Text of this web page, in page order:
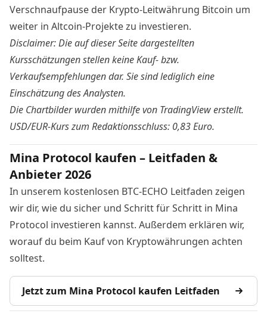
Verschnaufpause der Krypto-Leitwährung Bitcoin um
weiter in Altcoin-Projekte zu investieren.
Disclaimer: Die auf dieser Seite dargestellten
Kursschätzungen stellen keine Kauf- bzw.
Verkaufsempfehlungen dar. Sie sind lediglich eine
Einschätzung des Analysten.
Die Chartbilder wurden mithilfe von TradingViewerstellt.
USD/EUR-Kurs zum Redaktionsschluss: 0,83 Euro.
Mina Protocol kaufen – Leitfaden &
Anbieter 2026
In unserem kostenlosen BTC-ECHO Leitfaden zeigen
wir dir, wie du sicher und Schritt für Schritt in Mina
Protocol investieren kannst. Außerdem erklären wir,
worauf du beim Kauf von Kryptowährungen achten
solltest.
Jetzt zum Mina Protocol kaufen Leitfaden